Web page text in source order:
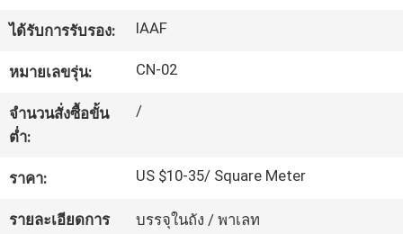
เกี่ยว
กับ
เรา
ทัวร์
โรงงาน
ได้รับการรับรอง: IAAF
หมายเลขรุ่น: CN-02
จำนวนสั่งซื้อขั้น
ต่ำ:
/
ราคา: US $10-35/ Square Meter
รายละเอียดการ
บรรจุในถัง / พาเลท